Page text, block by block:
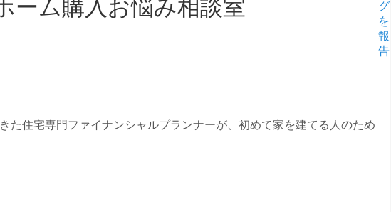
ーム購入お悩み相談室
グ
を
報
告
た住宅専門ファイナンシャルプランナーが、初めて家を建てる人のため